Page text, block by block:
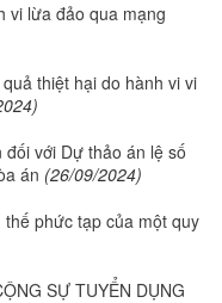
vi lừa đảo qua mạng
thiệt hại do hành vi vi
với Dự thảo án lệ số
án (26/09/2024)
phức tạp của một quy
SỰ TUYỂN DỤNG